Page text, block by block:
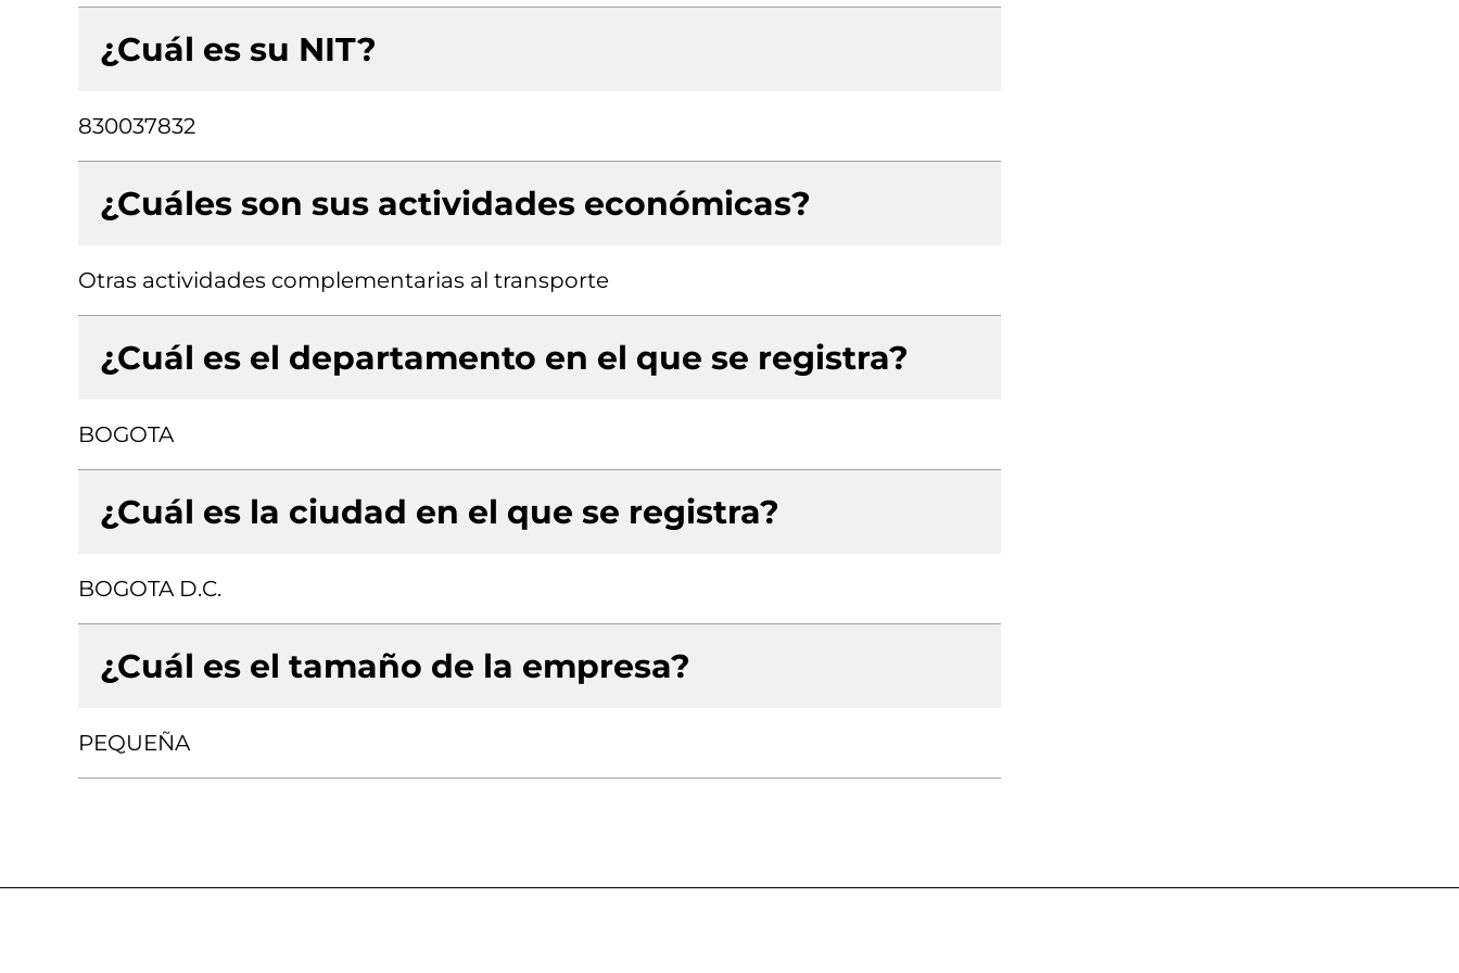
¿Cuál es su NIT?
830037832
¿Cuáles son sus actividades económicas?
Otras actividades complementarias al transporte
¿Cuál es el departamento en el que se registra?
BOGOTA
¿Cuál es la ciudad en el que se registra?
BOGOTA D.C.
¿Cuál es el tamaño de la empresa?
PEQUEÑA